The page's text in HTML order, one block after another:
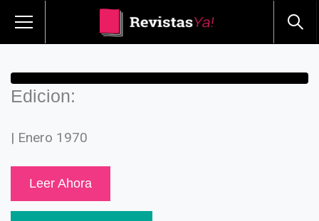
Edicion:
| Enero 1970
Leer Ahora